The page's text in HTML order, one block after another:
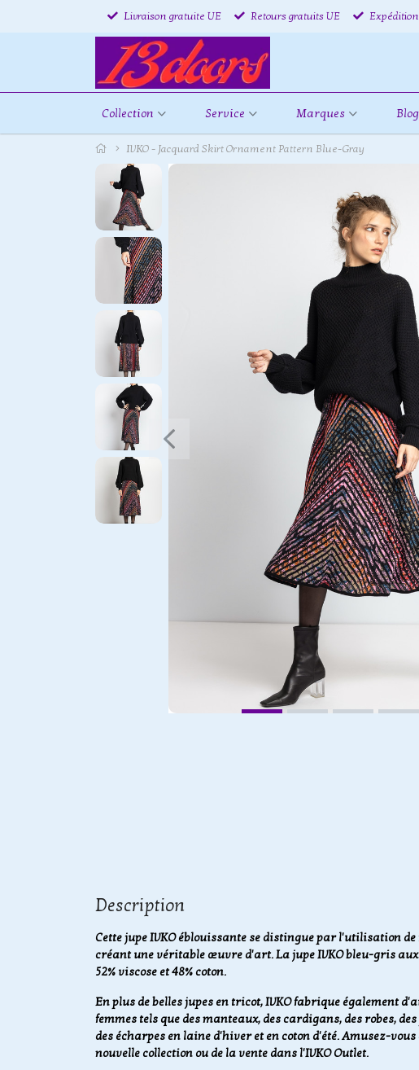
Livraison gratuite UE Retours gratuits UE
Collection Service Marques Blog
IVKO - Jacquard Skirt Ornament Pattern Blue-Gray
Description
Cette jupe IVKO éblouissante se distingue par l'utilisation
créant une véritable œuvre d'art. La jupe IVKO bleu-gris aux
52% viscose et 48% coton.
En plus de belles jupes en tricot, IVKO fabrique également
femmes tels que des manteaux, des cardigans, des robes,
des écharpes en laine d'hiver et en coton d'été. Amusez-
nouvelle collection ou de la vente dans l'IVKO Outlet.